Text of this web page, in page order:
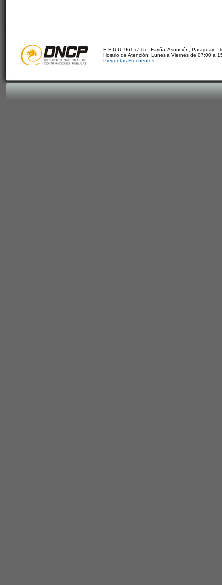
E.E.U.U. 961 c/ Tte. Fariña. Asunción, Paraguay -
Horario de Atención: Lunes a Viernes de 07:00 a
Preguntas Frecuentes